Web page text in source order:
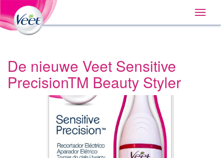
to:
Primary
Navigation,
Search
Home
Navigation
Toggle
De nieuwe Veet Sensitive
PrecisionTM Beauty Styler